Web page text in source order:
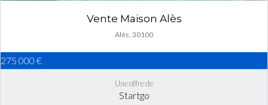
Vente Maison Alès
Alès, 30100
275 000 €
Une offre de
Startgo